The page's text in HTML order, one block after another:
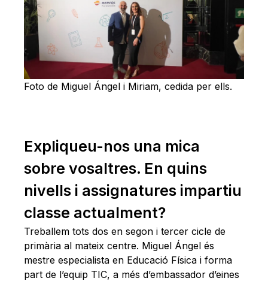
Foto de Miguel Ángel i Miriam, cedida per ells.
Expliqueu-nos una mica
sobre vosaltres. En quins
nivells i assignatures impartiu
classe actualment?
Treballem tots dos en segon i tercer cicle de
primària al mateix centre. Miguel Ángel és
mestre especialista en Educació Física i forma
part de l’equip TIC, a més d’embassador d’eines